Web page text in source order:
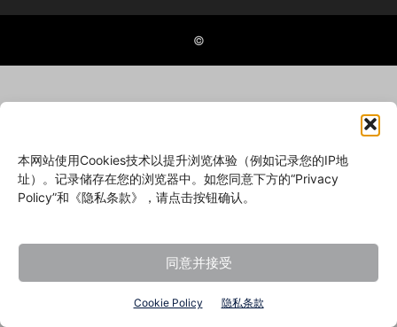
本网站使用Cookies技术以提升浏览体验（例如记录您的IP地
址）。记录储存在您的浏览器中。如您同意下方的“Privacy
Policy”和《隐私条款》，请点击按钮确认。
同意并接受
Cookie Policy 隐私条款
©